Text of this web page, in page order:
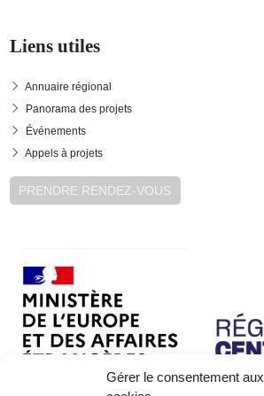
Gérer le consentement aux
Liens utiles
Annuaire régional
Panorama des projets
Événements
Appels à projets
PRENDRE RENDEZ-VOUS